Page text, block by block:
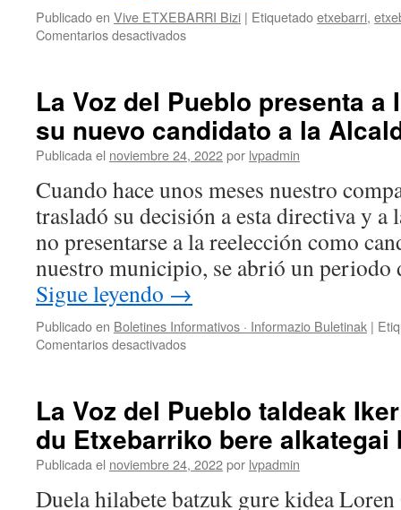
Publicado en Vive ETXEBARRI Bizi | Etiquetadoetxebarri,
Comentarios desactivadosen
ETA
ETXEBARRI
ONENA
LORTZERA
DU
La Voz del Pueblo presenta a
su nuevo candidato a la
Publicada el noviembre 24, 2022por lvpadmin
Cuando hace unos meses nuestro
trasladó su decisión a esta directiva y a
no presentarse a la reelección como
nuestro municipio, se abrió un
Sigue leyendo →
Publicado en Boletines Informativos · Informazio Buletinak |
Comentarios desactivadosen
Pueblo
presenta
a
Iker
como
La Voz del Pueblo taldeak
du Etxebarriko bere alkategai
Publicada el noviembre 24, 2022por lvpadmin
Duela hilabete batzuk gure kidea